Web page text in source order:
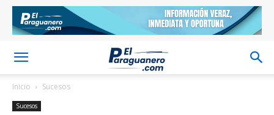
Inicio Sucesos
Sucesos